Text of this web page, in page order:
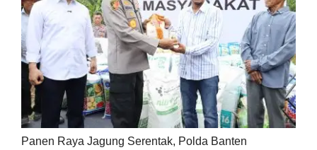
Panen Raya Jagung Serentak, Polda Banten